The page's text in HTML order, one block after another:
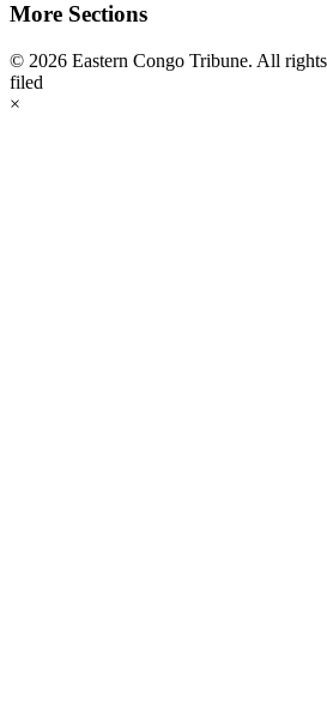
More Sections
© 2026 Eastern Congo Tribune. All rights
filed
×